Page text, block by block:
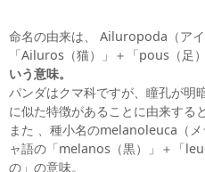
命名の由来は、 Ailuropoda（ア
「Ailuros（猫）」＋「pous（足
いう意味。
パンダはクマ科ですが、 瞳孔が明
に似た特徴があることに由来する
また 、種小名のmelanoleuca（
ャ語の「melanos（黒）」＋「
の」の意味。